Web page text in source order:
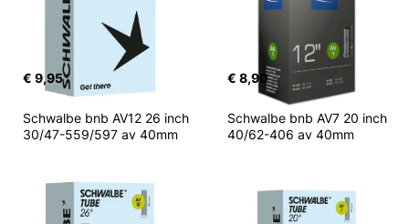
€ 9,95 € 8,90
Schwalbe bnb AV12 26 inch
30/47-559/597 av 40mm
Schwalbe bnb AV7 20 inch
40/62-406 av 40mm